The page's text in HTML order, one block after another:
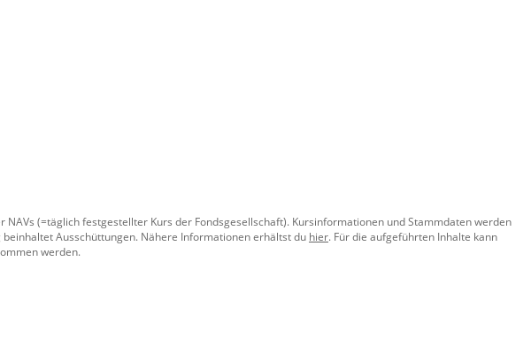
(=täglich festgestellter Kurs der Fondsgesellschaft). Kursinformationen und Stammdaten werden
beinhaltet Ausschüttungen. Nähere Informationen erhältst du hier. Für die aufgeführten Inhalte kann
werden.